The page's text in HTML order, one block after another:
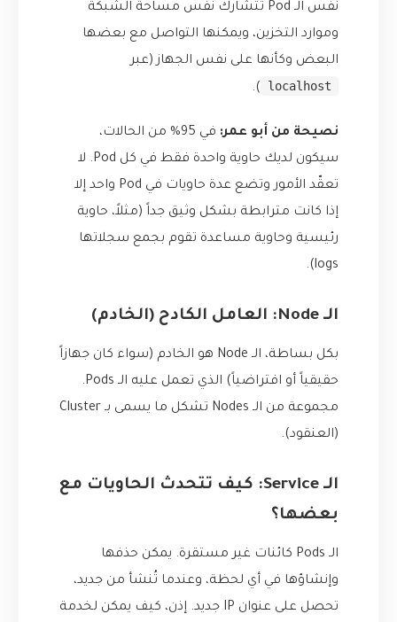
نفس الـ Pod تتشارك نفس مساحة الشبكة
وموارد التخزين، ويمكنها التواصل مع بعضها
البعض وكأنها على نفس الجهاز (عبر
localhost
).
نصيحة من أبو عمر:
في 95% من الحالات،
سيكون لديك حاوية واحدة فقط في كل Pod. لا
تعقّد الأمور وتضع عدة حاويات في Pod واحد إلا
إذا كانت مترابطة بشكل وثيق جداً (مثلاً، حاوية
رئيسية وحاوية مساعدة تقوم بجمع سجلاتها
logs).
الـ Node: العامل الكادح (الخادم)
بكل بساطة، الـ Node هو الخادم (سواء كان جهازاً
حقيقياً أو افتراضياً) الذي تعمل عليه الـ Pods.
مجموعة من الـ Nodes تشكل ما يسمى بـ Cluster
(العنقود).
الـ Service: كيف تتحدث الحاويات مع
بعضها؟
الـ Pods كائنات غير مستقرة. يمكن حذفها
وإنشاؤها في أي لحظة، وعندما تُنشأ من جديد،
تحصل على عنوان IP جديد. إذن، كيف يمكن لخدمة